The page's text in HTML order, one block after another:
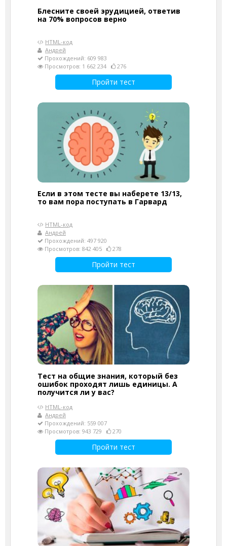
Блесните своей эрудицией, ответив
на 70% вопросов верно
HTML-код
Андрей
Прохождений: 609 983
Просмотров: 1 662 234
276
Пройти тест
Если в этом тесте вы наберете 13/13,
то вам пора поступать в Гарвард
HTML-код
Андрей
Прохождений: 497 920
Просмотров: 842 405
278
Пройти тест
Тест на общие знания, который без
ошибок проходят лишь единицы. А
получится ли у вас?
HTML-код
Андрей
Прохождений: 559 007
Просмотров: 943 729
270
Пройти тест